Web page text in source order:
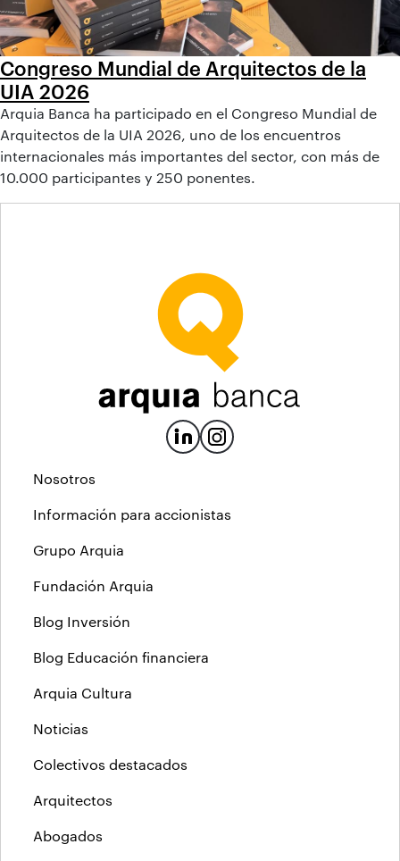
Congreso Mundial de Arquitectos de la
UIA 2026
Arquia Banca ha participado en el Congreso Mundial de
Arquitectos de la UIA 2026, uno de los encuentros
internacionales más importantes del sector, con más de
10.000 participantes y 250 ponentes.
Nosotros
Información para accionistas
Grupo Arquia
Fundación Arquia
Blog Inversión
Blog Educación financiera
Arquia Cultura
Noticias
Colectivos destacados
Arquitectos
Abogados